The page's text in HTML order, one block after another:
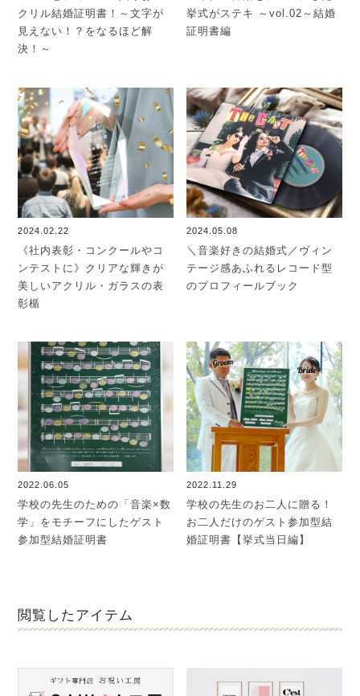
クリル結婚証明書！～文字が
見えない！？をなるほど解
決！～
挙式がステキ ～vol.02～結婚
証明書編
2024.02.22
《社内表彰・コンクールやコ
ンテストに》クリアな輝きが
美しいアクリル・ガラスの表
彰楯
2024.05.08
＼音楽好きの結婚式／ヴィン
テージ感あふれるレコード型
のプロフィールブック
2022.06.05
学校の先生のための「音楽×数
学」をモチーフにしたゲスト
参加型結婚証明書
2022.11.29
学校の先生のお二人に贈る！
お二人だけのゲスト参加型結
婚証明書【挙式当日編】
閲覧したアイテム